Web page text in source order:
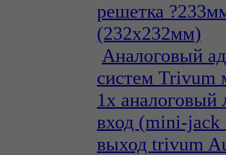
решетка
(232х232мм)
Аналоговый
систем Trivum
1х
вход (mini-
выход trivum